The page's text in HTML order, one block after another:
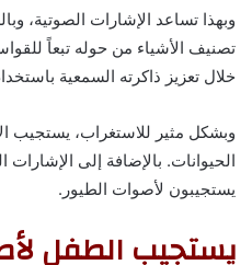
وبهذا تساعد الإشارات الصوتية،
تصنيف الأشياء من حوله تبعاً
خلال تعزيز ذاكرته السمعية
وبشكل مثير للاستغراب، يستجيب
الحيوانات. بالإضافة إلى
يستجيبون لأصوات الطيور.
يستجيب الطفل